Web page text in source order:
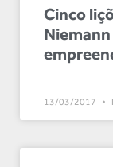
Cinco
13/03/2017